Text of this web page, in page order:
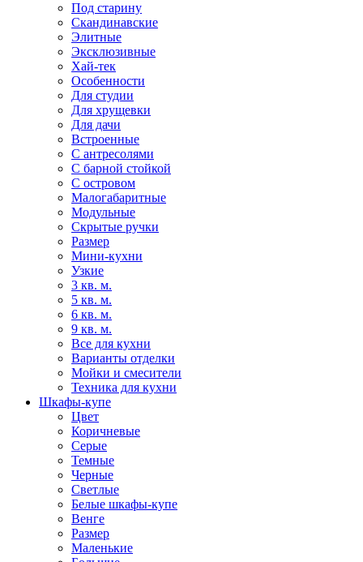
Под старину
Скандинавские
Элитные
Эксклюзивные
Хай-тек
Особенности
Для студии
Для хрущевки
Для дачи
Встроенные
С антресолями
С барной стойкой
С островом
Малогабаритные
Модульные
Скрытые ручки
Размер
Мини-кухни
Узкие
3 кв. м.
5 кв. м.
6 кв. м.
9 кв. м.
Все для кухни
Варианты отделки
Мойки и смесители
Техника для кухни
Шкафы-купе
Цвет
Коричневые
Серые
Темные
Черные
Светлые
Белые шкафы-купе
Венге
Размер
Маленькие